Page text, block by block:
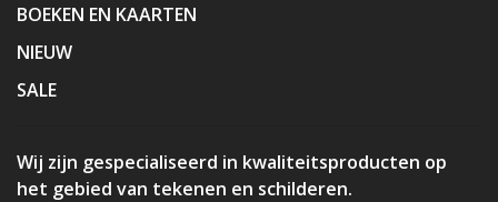
BOEKEN EN KAARTEN
NIEUW
SALE
Wij zijn gespecialiseerd in kwaliteitsproducten op
het gebied van tekenen en schilderen.